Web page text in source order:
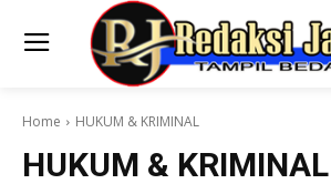
Home HUKUM & KRIMINAL
HUKUM & KRIMINAL